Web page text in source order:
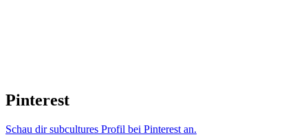
Pinterest
Schau dir subcultures Profil bei Pinterest an.